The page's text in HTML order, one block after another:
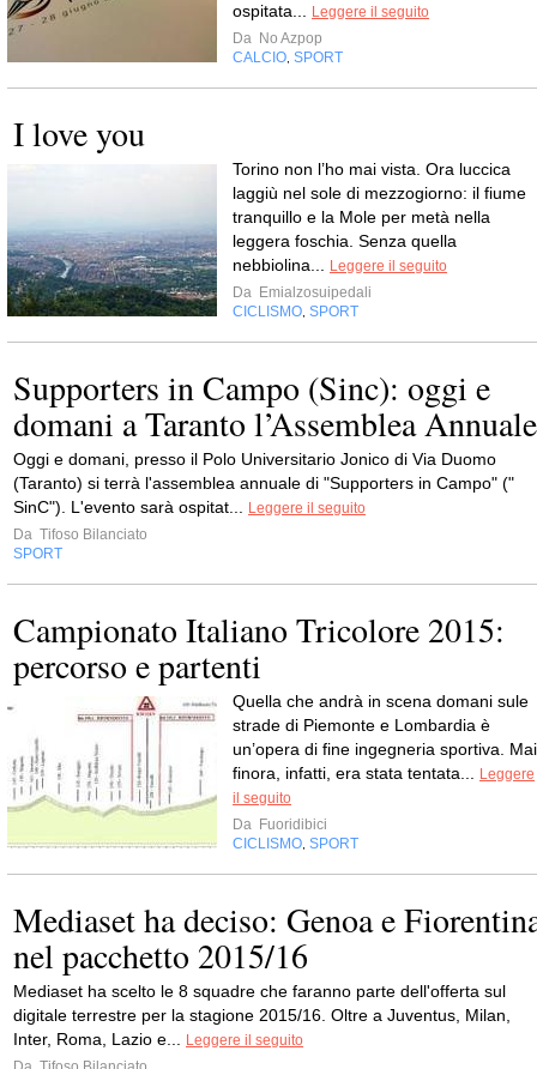
ospitata...
Leggere il seguito
Da No Azpop
CALCIO SPORT
I love you
Torino non l’ho mai vista. Ora luccica
laggiù nel sole di mezzogiorno: il fiume
tranquillo e la Mole per metà nella
leggera foschia. Senza quella
nebbiolina...
Leggere il seguito
Da Emialzosuipedali
CICLISMO SPORT
Supporters in Campo (Sinc): oggi e
domani a Taranto l’Assemblea Annuale
Oggi e domani, presso il Polo Universitario Jonico di Via Duomo
(Taranto) si terrà l'assemblea annuale di "Supporters in Campo" ("
SinC"). L'evento sarà ospitat...
Leggere il seguito
Da Tifoso Bilanciato
SPORT
Campionato Italiano Tricolore 2015:
percorso e partenti
Quella che andrà in scena domani sule
strade di Piemonte e Lombardia è
un’opera di fine ingegneria sportiva. Mai
finora, infatti, era stata tentata...
Leggere
il seguito
Da Fuoridibici
CICLISMO SPORT
Mediaset ha deciso: Genoa e
nel pacchetto 2015/16
Mediaset ha scelto le 8 squadre che faranno parte dell'offerta sul
digitale terrestre per la stagione 2015/16. Oltre a Juventus, Milan,
Inter, Roma, Lazio e...
Leggere il seguito